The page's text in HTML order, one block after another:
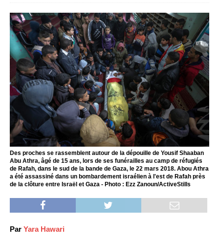
Des proches se rassemblent autour de la dépouille de Yousif Shaaban
Abu Athra, âgé de 15 ans, lors de ses funérailles au camp de réfugiés
de Rafah, dans le sud de la bande de Gaza, le 22 mars 2018. Abou Athra
a été assassiné dans un bombardement israélien à l'est de Rafah près
de la clôture entre Israël et Gaza - Photo : Ezz Zanoun/ActiveStills
Par Yara Hawari